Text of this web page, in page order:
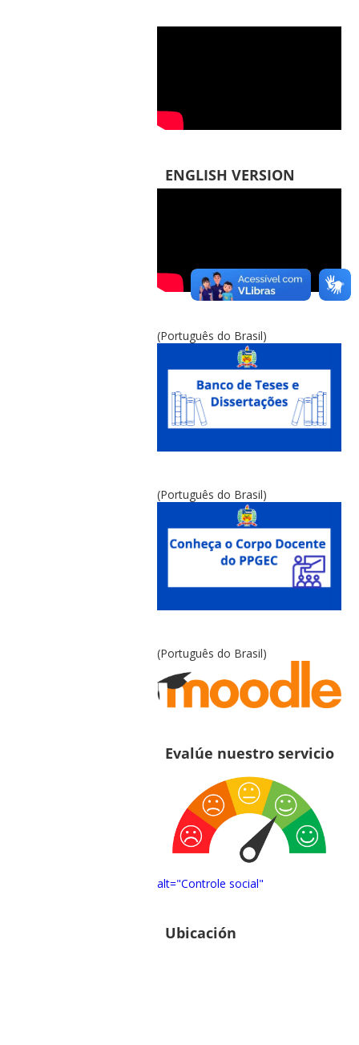
ENGLISH VERSION
(Português do Brasil)
(Português do Brasil)
(Português do Brasil)
Evalúe nuestro servicio
alt="Controle social"
Ubicación